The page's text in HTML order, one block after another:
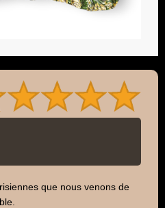
que nous venons de